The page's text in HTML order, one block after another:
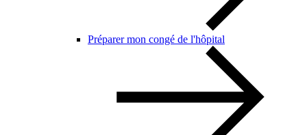
Préparer mon congé de l'hôpital